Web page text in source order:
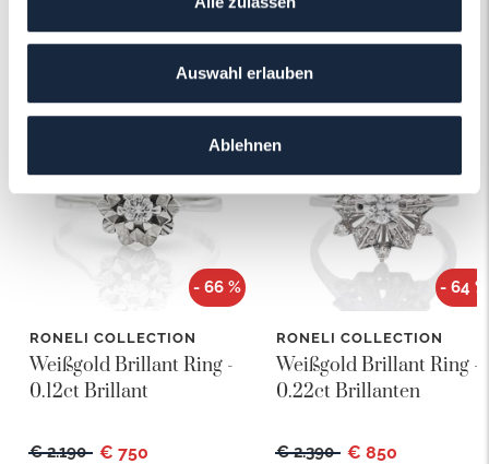
Auswahl erlauben
Ablehnen
Das könnte Ihnen auch gefallen!
- 66 %
RONELI COLLECTION
Weißgold Brillant Ring -
0.12ct Brillant
€ 2.190 € 750
- 64 %
RONELI COLLECTION
Weißgold Brillant Ring -
0.22ct Brillanten
€ 2.390 € 850